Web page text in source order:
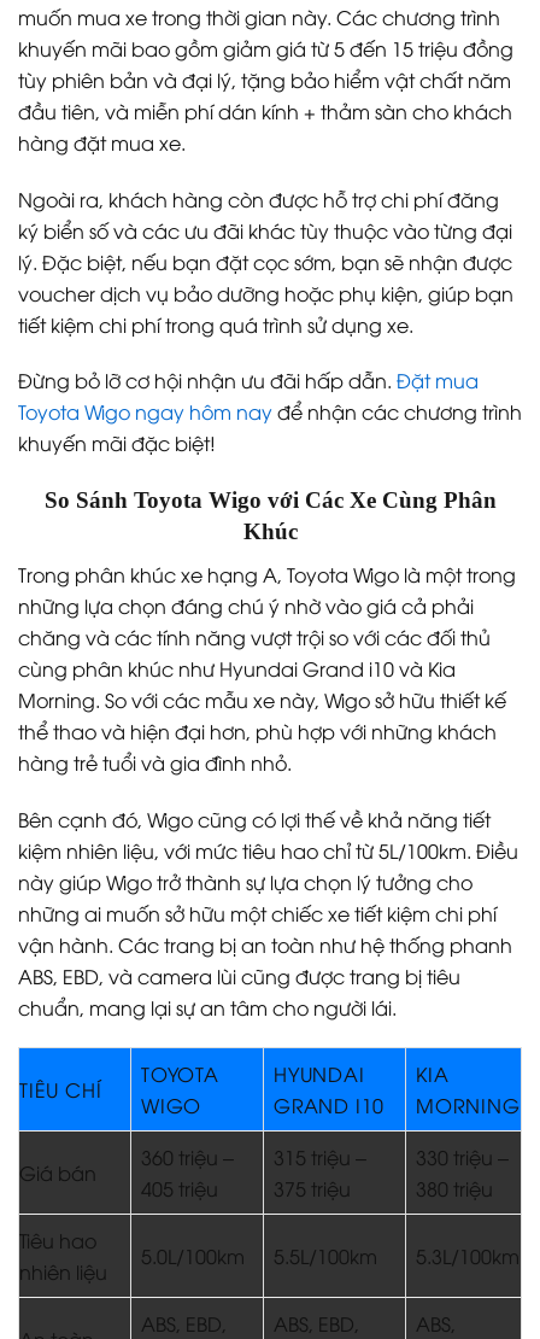
muốn mua xe trong thời gian này. Các chương trình
khuyến mãi bao gồm giảm giá từ 5 đến 15 triệu đồng
tùy phiên bản và đại lý, tặng bảo hiểm vật chất năm
đầu tiên, và miễn phí dán kính + thảm sàn cho khách
hàng đặt mua xe.
Ngoài ra, khách hàng còn được hỗ trợ chi phí đăng
ký biển số và các ưu đãi khác tùy thuộc vào từng đại
lý. Đặc biệt, nếu bạn đặt cọc sớm, bạn sẽ nhận được
voucher dịch vụ bảo dưỡng hoặc phụ kiện, giúp bạn
tiết kiệm chi phí trong quá trình sử dụng xe.
Đừng bỏ lỡ cơ hội nhận ưu đãi hấp dẫn. Đặt mua
Toyota Wigo ngay hôm nayđể nhận các chương trình
khuyến mãi đặc biệt!
So Sánh Toyota Wigo với Các Xe Cùng Phân
Khúc
Trong phân khúc xe hạng A, Toyota Wigo là một trong
những lựa chọn đáng chú ý nhờ vào giá cả phải
chăng và các tính năng vượt trội so với các đối thủ
cùng phân khúc như Hyundai Grand i10 và Kia
Morning. So với các mẫu xe này, Wigo sở hữu thiết kế
thể thao và hiện đại hơn, phù hợp với những khách
hàng trẻ tuổi và gia đình nhỏ.
Bên cạnh đó, Wigo cũng có lợi thế về khả năng tiết
kiệm nhiên liệu, với mức tiêu hao chỉ từ 5L/100km. Điều
này giúp Wigo trở thành sự lựa chọn lý tưởng cho
những ai muốn sở hữu một chiếc xe tiết kiệm chi phí
vận hành. Các trang bị an toàn như hệ thống phanh
ABS, EBD, và camera lùi cũng được trang bị tiêu
chuẩn, mang lại sự an tâm cho người lái.
TIÊU CHÍ
TOYOTA
WIGO
HYUNDAI
GRAND I10
KIA
MORNING
Giá bán
360 triệu –
405 triệu
315 triệu –
375 triệu
330 triệu –
380 triệu
Tiêu hao
nhiên liệu
5.0L/100km 5.5L/100km 5.3L/100km
ABS, EBD, ABS, EBD, ABS,